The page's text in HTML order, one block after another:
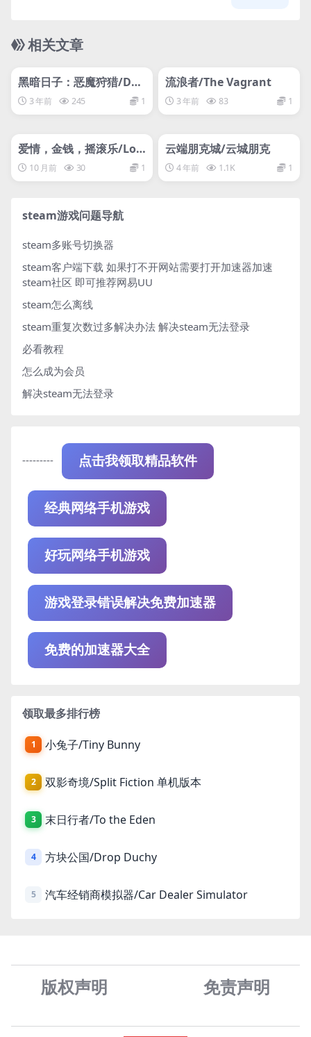
相关文章
网盘下载游戏
黑暗日子：恶魔狩猎/Dar
k Days : Devil Hunt
3 年前 245 1
流浪者/The Vagrant
3 年前 83 1
网盘下载游戏
爱情，金钱，摇滚乐/Lov
e, Money, Rock’n’Roll
10 月前 30 1
网盘下载游戏
云端朋克城/云城朋克
4 年前 1.1K 1
steam游戏问题导航
steam多账号切换器
steam客户端下载 如果打不开网站需要打开加速器加速
steam社区 即可推荐网易UU
steam怎么离线
steam重复次数过多解决办法 解决steam无法登录
必看教程
怎么成为会员
解决steam无法登录
--------- 点击我领取精品软件
经典网络手机游戏
好玩网络手机游戏
游戏登录错误解决免费加速器
免费的加速器大全
领取最多排行榜
1 小兔子/Tiny Bunny
2 双影奇境/Split Fiction 单机版本
3 末日行者/To the Eden
4 方块公国/Drop Duchy
5 汽车经销商模拟器/Car Dealer Simulator
版权声明 免责声明